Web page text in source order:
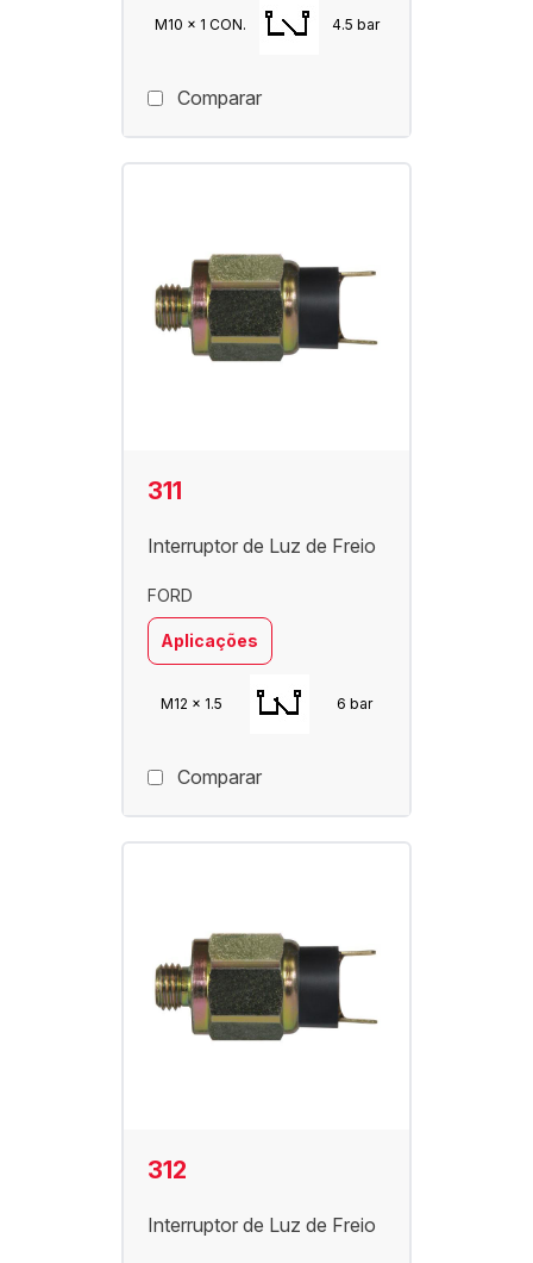
M10 x 1 CON. 4.5 bar
Comparar
311
Interruptor de Luz de Freio
FORD
Aplicações
M12 x 1.5 6 bar
Comparar
312
Interruptor de Luz de Freio